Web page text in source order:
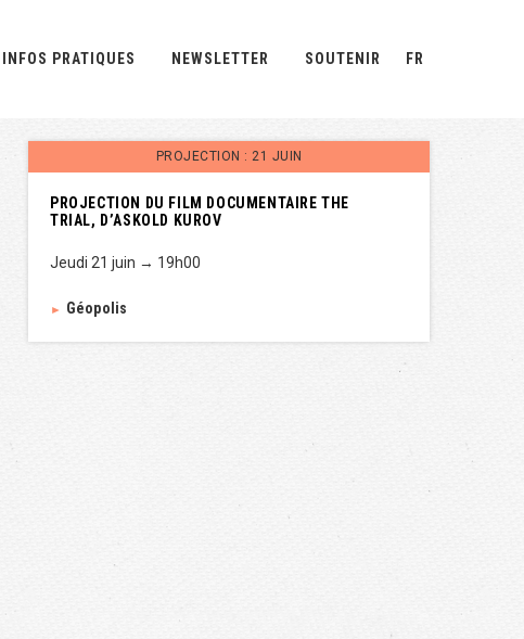
INFOS PRATIQUES NEWSLETTER SOUTENIR FR
PROJECTION : 21 JUIN
PROJECTION DU FILM DOCUMENTAIRE THE
TRIAL, D’ASKOLD KUROV
Jeudi 21 juin → 19h00
► Géopolis